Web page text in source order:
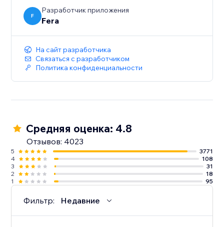
F
Разработчик приложения
Fera
На сайт разработчика
Связаться с разработчиком
Политика конфиденциальности
Средняя оценка: 4.8
Отзывов: 4023
5
3771
4
108
3
31
2
18
1
95
Фильтр: Недавние